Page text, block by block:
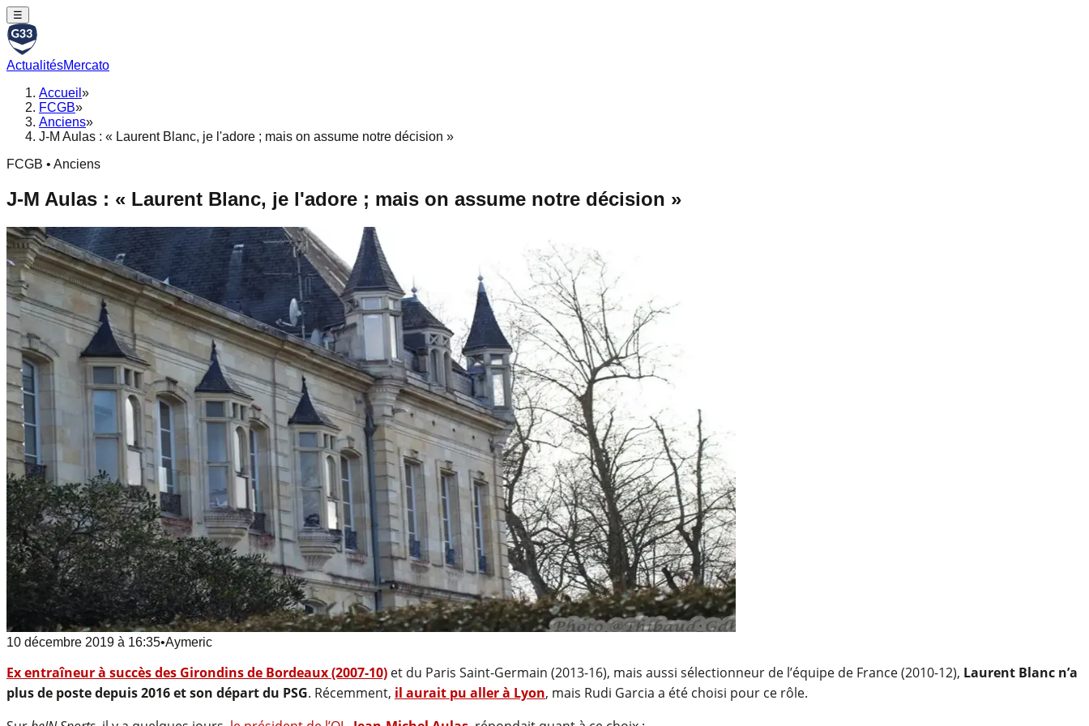
☰
ActualitésMercato
Accueil »
FCGB»
Anciens»
J-M Aulas : « Laurent Blanc, je l'adore ; mais on assume notre décision »
FCGB • Anciens
J-M Aulas : « Laurent Blanc, je l'adore ; mais on assume notre décision »
10 décembre 2019 à 16:35•Aymeric
Ex entraîneur à succès des Girondins de Bordeaux (2007-10) et du Paris Saint-Germain (2013-16), mais aussi sélectionneur de l’équipe de France (2010-12), Laurent Blanc n’a
plus de poste depuis 2016 et son départ du PSG. Récemment, il aurait pu aller à Lyon, mais Rudi Garcia a été choisi pour ce rôle.